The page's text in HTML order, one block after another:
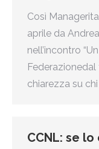
Così
aprile da
nell’incontro
chiarezza su
CCNL: se